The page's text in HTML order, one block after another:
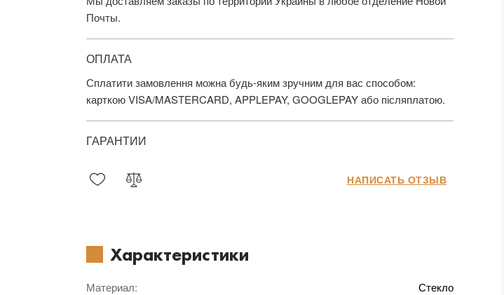
Почты.
ОПЛАТА
Сплатити замовлення можна будь-яким зручним для вас способом:
карткою VISA/MASTERCARD, APPLEPAY, GOOGLEPAY або післяплатою.
ГАРАНТИИ
НАПИСАТЬ ОТЗЫВ
Характеристики
Материал:
Стекло